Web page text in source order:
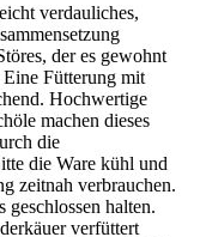
verdauliches,
der es gewohnt
Fütterung mit
Hochwertige
machen dieses
die
die Ware kühl und
zeitnah verbrauchen.
geschlossen halten.
verfüttert